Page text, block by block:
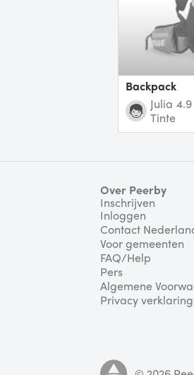
Backpack
Julia
Tinte
Over Peerby
Inschrijven
Inloggen
Contact
Voor gemeenten
FAQ/Help
Pers
Algemene
Privacy verklaring